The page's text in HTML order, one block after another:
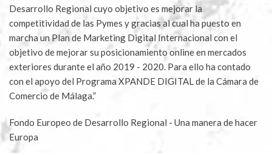
Desarrollo Regional cuyo objetivo es mejorar la
competitividad de las Pymes y gracias al cual ha puesto en
marcha un Plan de Marketing Digital Internacional con el
objetivo de mejorar su posicionamiento online en mercados
exteriores durante el año 2019 - 2020. Para ello ha contado
con el apoyo del Programa XPANDE DIGITAL de la Cámara de
Comercio de Málaga.”
Fondo Europeo de Desarrollo Regional - Una manera de hacer
Europa